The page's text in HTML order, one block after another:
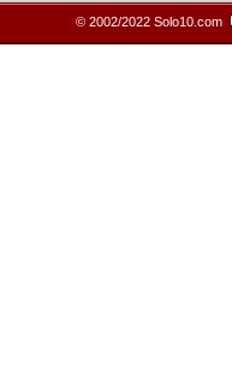
© 2002/2022 Solo10.com